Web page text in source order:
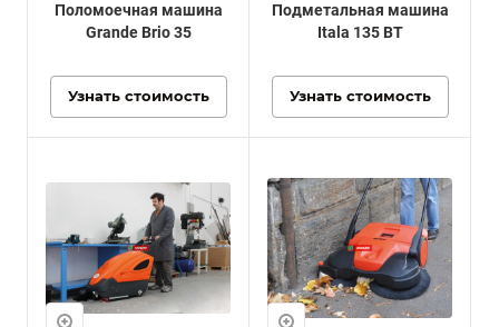
Поломоечная машина
Grande Brio 35
Узнать стоимость
Подметальная машина
Itala 135 BT
Узнать стоимость